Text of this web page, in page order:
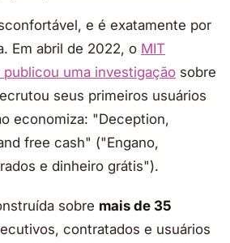
e é exatamente por
Em abril de 2022, o MIT
uma investigação sobre
seus primeiros usuários
economiza: "Deception,
free cash" ("Engano,
e dinheiro grátis").
sobre mais de 35
contratados e usuários